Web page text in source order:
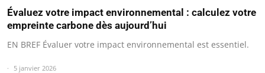
Évaluez votre impact environnemental : calculez votre
empreinte carbone dès aujourd’hui
EN BREF Évaluer votre impact environnemental est essentiel.
5 janvier 2026